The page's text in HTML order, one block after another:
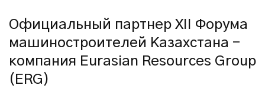
Официальный партнер XII Форума
машиностроителей Казахстана -
компания Eurasian Resources Group
(ERG)